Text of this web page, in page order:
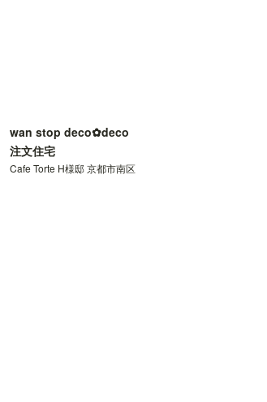
wan stop deco✿deco
注文住宅
Cafe Torte H様邸 京都市南区